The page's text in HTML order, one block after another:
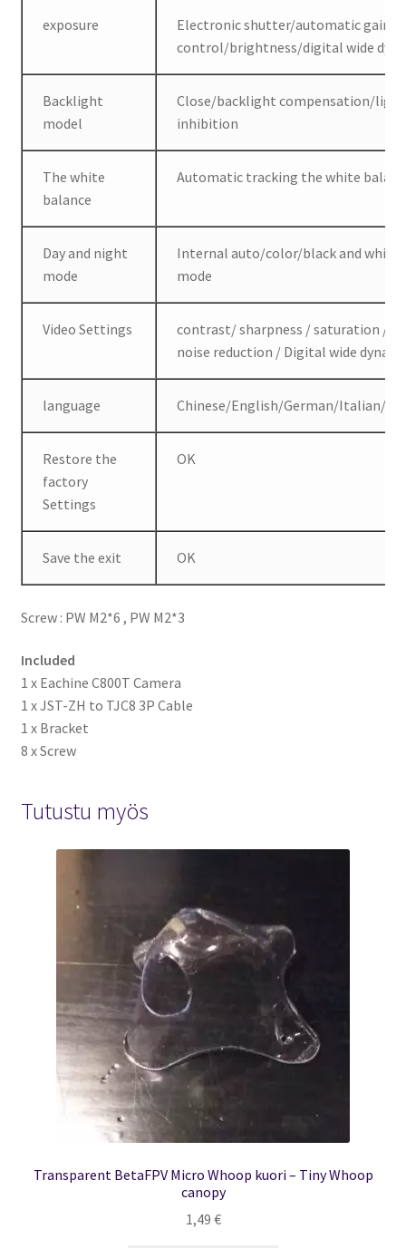
exposure
Electronic shutter/automatic gain
control/brightness/digital wide
Backlight
model
Close/backlight compensation/light
inhibition
The white
balance
Automatic tracking the white
Day and night
mode
Internal auto/color/black and white
mode
Video Settings
contrast/ sharpness / saturation /
noise reduction / Digital wide
language Chinese/English/German/Italian/
Restore the
factory
Settings
OK
Save the exit OK
Screw : PW M2*6 , PW M2*3
Included
1 x Eachine C800T Camera
1 x JST-ZH to TJC8 3P Cable
1 x Bracket
8 x Screw
Tutustu myös
Transparent BetaFPV Micro Whoop kuori – Tiny Whoop
canopy
1,49 €